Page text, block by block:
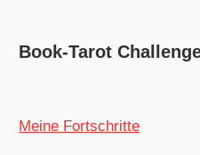
Book-Tarot
Meine Fortschritte